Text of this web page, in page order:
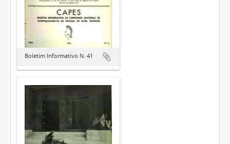
Boletim Informativo N. 41